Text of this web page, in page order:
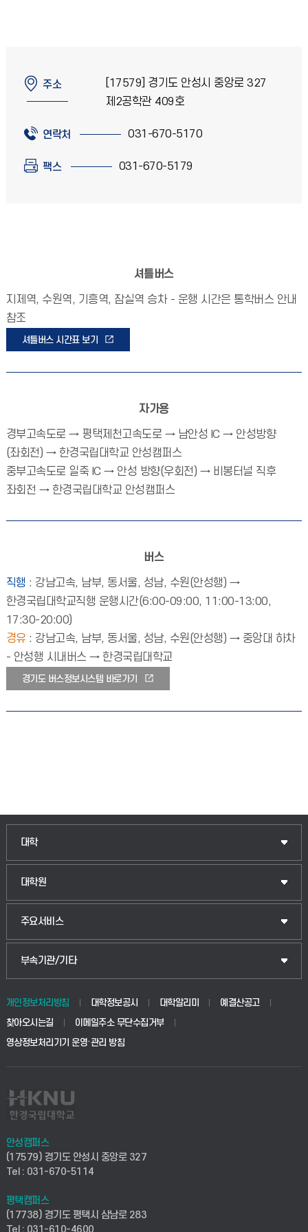
주소
[17579] 경기도 안성시 중앙로 327
제2공학관 409호
연락처 031-670-5170
팩스 031-670-5179
셔틀버스
지제역, 수원역, 기흥역, 잠실역 승차 - 운행 시간은 통학버스 안내
참조
셔틀버스 시간표 보기
자가용
경부고속도로 → 평택제천고속도로 → 남안성 IC → 안성방향
(좌회전) → 한경국립대학교 안성캠퍼스
중부고속도로 일죽 IC → 안성 방향(우회전) → 비봉터널 직후
좌회전 → 한경국립대학교 안성캠퍼스
버스
직행 : 강남고속, 남부, 동서울, 성남, 수원(안성행) →
한경국립대학교직행 운행시간(6:00-09:00, 11:00-13:00,
17:30-20:00)
경유 : 강남고속, 남부, 동서울, 성남, 수원(안성행) → 중앙대 하차
- 안성행 시내버스 → 한경국립대학교
경기도 버스정보시스템 바로가기
대학
인문융합공공인재학부
법경영학부
생명공학부
사회안전시스템공학부
컴퓨터응용수학부
ICT로봇기계공학부
대학원
일반대학원
산업대학원
공공정책대학원
교육대학원
주요서비스
입학안내
웹메일
학사시스템(전문학사 및 전공심화)
사이버캠퍼스(전문학사 및 전공심화)
시설바로처리서비스
연구실안전관리시스템
산학연구관리시스템
부속기관/기타
중앙도서관
학생생활관(안성)
산학협력단
취업지원센터
창업지원센터
현장실습지원센터
개인정보처리방침 대학정보공시 대학알리미
예결산공고
찾아오시는길
이메일주소 무단수집거부
영상정보처리기기 운영·관리 방침
안성캠퍼스
(17579) 경기도 안성시 중앙로 327
Tel : 031-670-5114
평택캠퍼스
(17738) 경기도 평택시 삼남로 283